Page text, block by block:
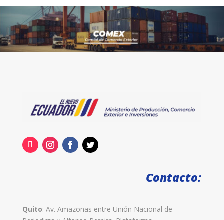
Contacto:
Quito: Av. Amazonas entre Unión Nacional de